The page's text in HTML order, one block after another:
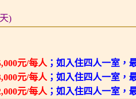
)
元/每人；如入住四人一室，
元/每人；如入住四人一室，
元/每人；如入住四人一室，